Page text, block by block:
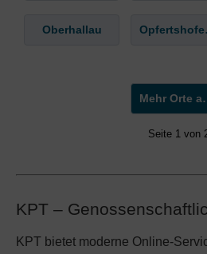
Oberhallau
Mehr
Seite 1 von
KPT –
KPT bietet moderne Online-